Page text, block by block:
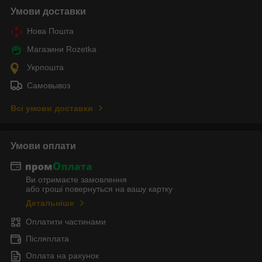
Умови доставки
Нова Пошта
Магазини Rozetka
Укрпошта
Самовывоз
Всі умови доставки
Умови оплати
Ви отримаєте замовлення
або гроші повернуться на вашу картку
Детальніше
Оплатити частинами
Післяплата
Оплата на рахунок